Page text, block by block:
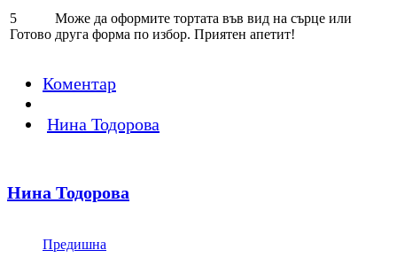
5
Готово
Може да оформите тортата във вид на сърце или
друга форма по избор. Приятен апетит!
Коментар
Нина Тодорова
Нина Тодорова
Предишна